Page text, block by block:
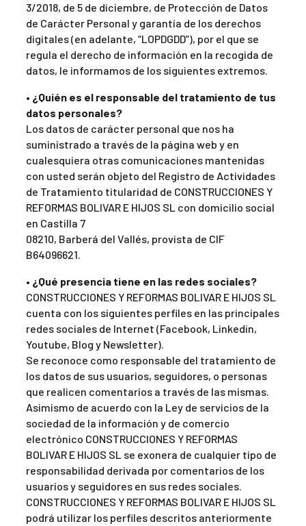
3/2018, de 5 de diciembre, de Protección de Datos
de Carácter Personal y garantía de los derechos
digitales (en adelante, “LOPDGDD”), por el que se
regula el derecho de información en la recogida de
datos, le informamos de los siguientes extremos.
• ¿Quién es el responsable del tratamiento de tus
datos personales?
Los datos de carácter personal que nos ha
suministrado a través de la página web y en
cualesquiera otras comunicaciones mantenidas
con usted serán objeto del Registro de Actividades
de Tratamiento titularidad de CONSTRUCCIONES Y
REFORMAS BOLIVAR E HIJOS SL con domicilio social
en Castilla 7
08210, Barberá del Vallés, provista de CIF
B64096621.
• ¿Qué presencia tiene en las redes sociales?
CONSTRUCCIONES Y REFORMAS BOLIVAR E HIJOS SL
cuenta con los siguientes perfiles en las principales
redes sociales de Internet (Facebook, Linkedin,
Youtube, Blog y Newsletter).
Se reconoce como responsable del tratamiento de
los datos de sus usuarios, seguidores, o personas
que realicen comentarios a través de las mismas.
Asimismo de acuerdo con la Ley de servicios de la
sociedad de la información y de comercio
electrónico CONSTRUCCIONES Y REFORMAS
BOLIVAR E HIJOS SL se exonera de cualquier tipo de
responsabilidad derivada por comentarios de los
usuarios y seguidores en sus redes sociales.
CONSTRUCCIONES Y REFORMAS BOLIVAR E HIJOS SL
podrá utilizar los perfiles descritos anteriormente